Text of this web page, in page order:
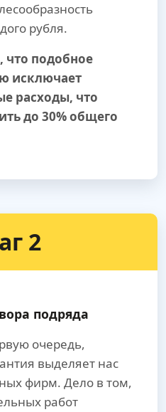
рубля.
что подобное
исключает
расходы, что
до 30% общего
2
подряда
очередь,
выделяет нас
фирм. Дело в том,
работ